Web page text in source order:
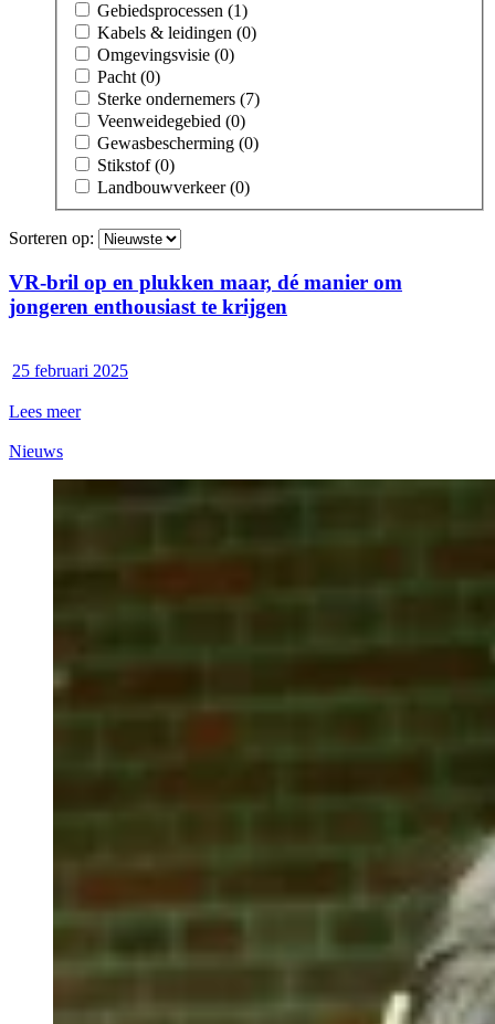
Gebiedsprocessen (1)
Kabels & leidingen (0)
Omgevingsvisie (0)
Pacht (0)
Sterke ondernemers (7)
Veenweidegebied (0)
Gewasbescherming (0)
Stikstof (0)
Landbouwverkeer (0)
Sorteren op:
VR-bril op en plukken maar, dé manier om
jongeren enthousiast te krijgen
25 februari 2025
Lees meer
Nieuws